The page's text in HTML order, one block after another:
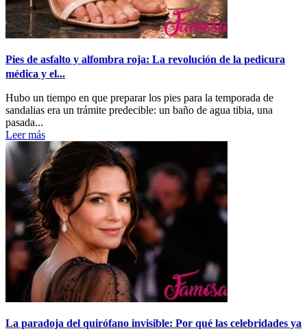
Pies de asfalto y alfombra roja: La revolución de la pedicura
médica y el...
Hubo un tiempo en que preparar los pies para la temporada de
sandalias era un trámite predecible: un baño de agua tibia, una
pasada...
Leer más
La paradoja del quirófano invisible: Por qué las celebridades ya